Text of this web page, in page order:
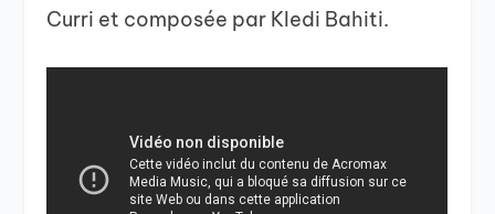
Curri et composée par Kledi Bahiti.